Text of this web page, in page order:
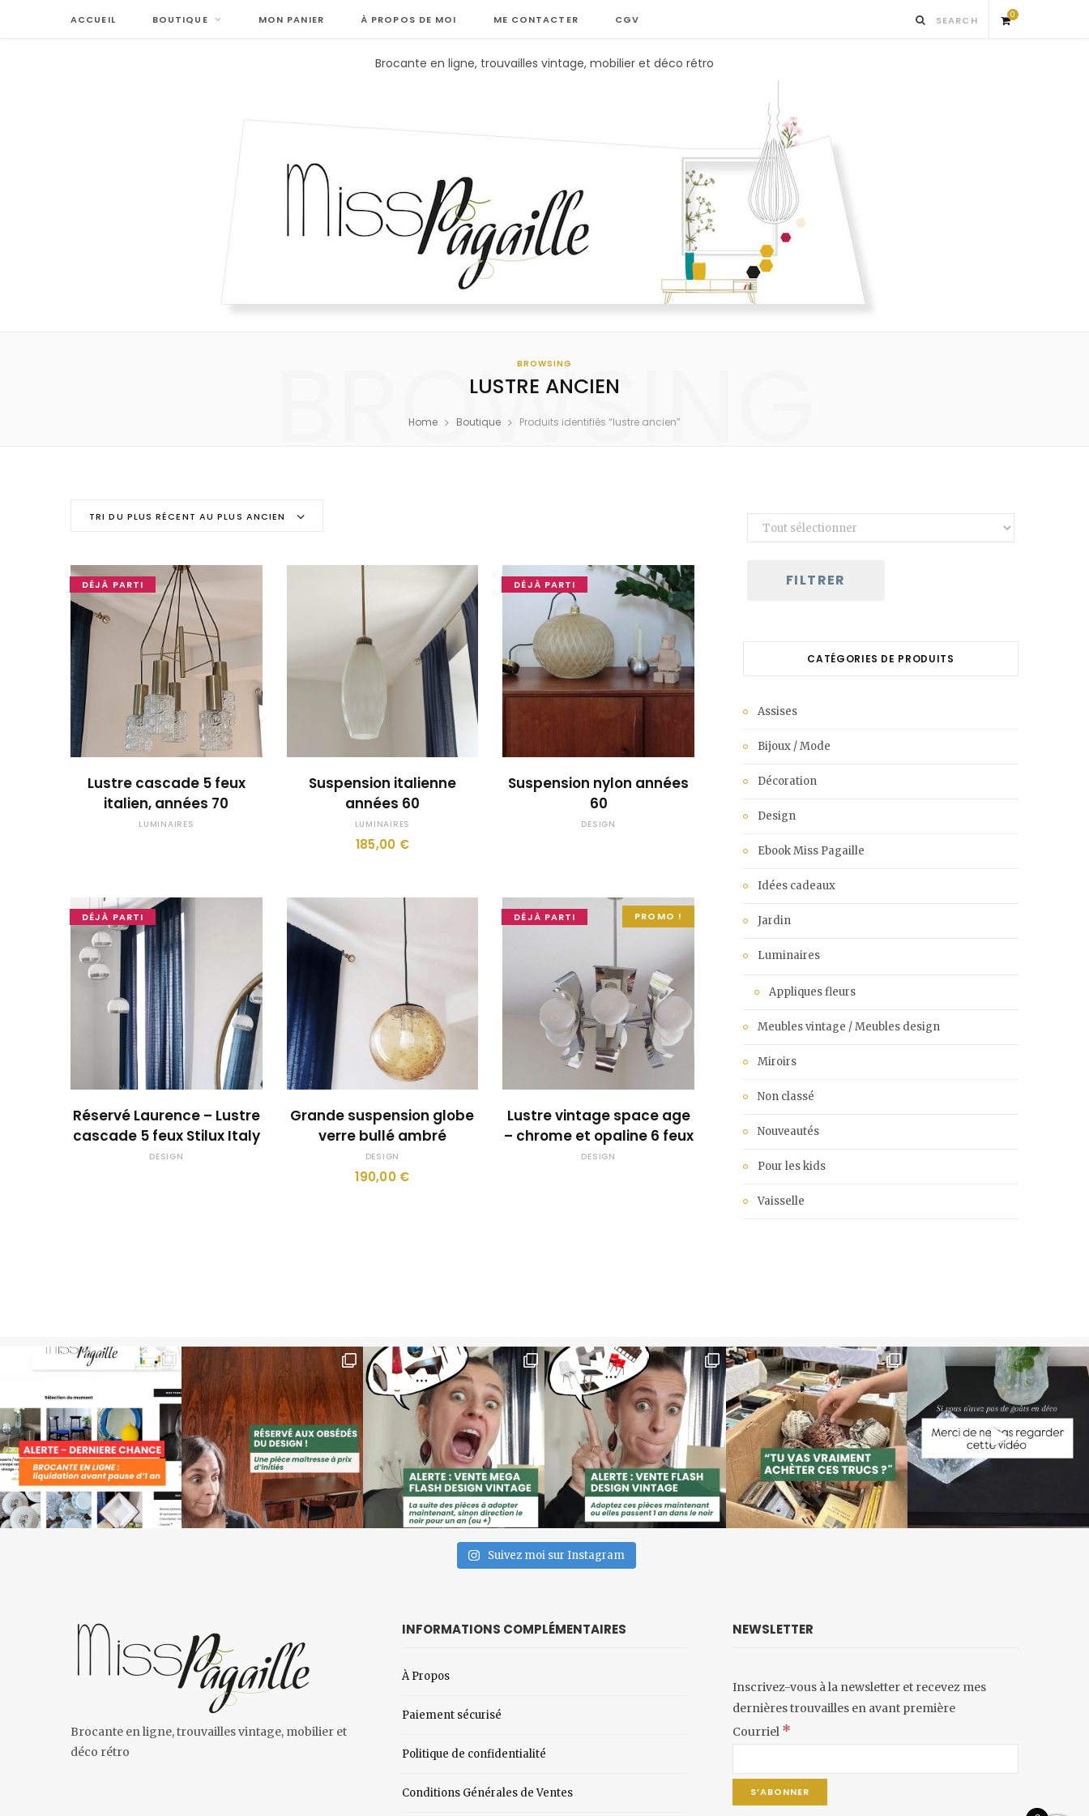
ACCUEIL BOUTIQUE MON PANIER À PROPOS DE MOI ME CONTACTER CGV 0
Brocante en ligne, trouvailles vintage, mobilier et déco rétro
BROWSING
LUSTRE ANCIEN
BROWSING
Home Boutique Produits identifiés “lustre ancien”
TRI DU PLUS RÉCENT AU PLUS ANCIEN
DÉJÀ PARTI
Lustre cascade 5 feux
italien, années 70
LUMINAIRES
Suspension italienne
années 60
LUMINAIRES
185,00 €
DÉJÀ PARTI
Suspension nylon années
60
DESIGN
DÉJÀ PARTI
Réservé Laurence – Lustre
cascade 5 feux Stilux Italy
DESIGN
Grande suspension globe
verre bullé ambré
DESIGN
190,00 €
PROMO !
DÉJÀ PARTI
Lustre vintage space age
– chrome et opaline 6 feux
DESIGN
FILTRER
CATÉGORIES DE PRODUITS
Assises
Bijoux / Mode
Décoration
Design
Ebook Miss Pagaille
Idées cadeaux
Jardin
Luminaires
Appliques fleurs
Meubles vintage / Meubles design
Miroirs
Non classé
Nouveautés
Pour les kids
Vaisselle
Suivez moi sur Instagram
Brocante en ligne, trouvailles vintage, mobilier et
déco rétro
INFORMATIONS COMPLÉMENTAIRES
À Propos
Paiement sécurisé
Politique de confidentialité
Conditions Générales de Ventes
NEWSLETTER
Inscrivez-vous à la newsletter et recevez mes
dernières trouvailles en avant première
Courriel *